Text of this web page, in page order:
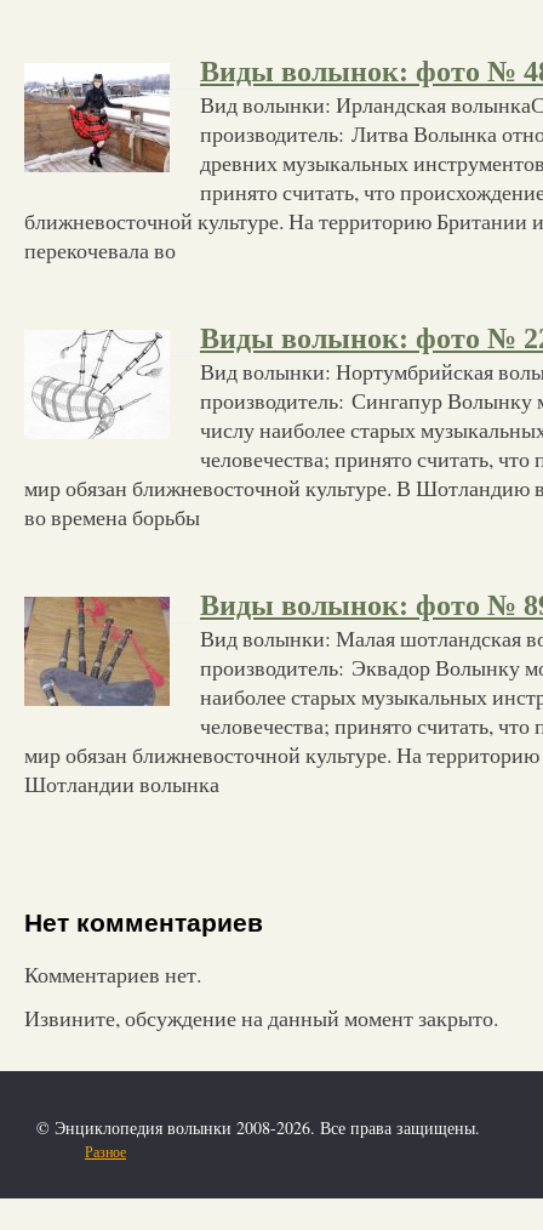
Виды волынок: фото №
Вид волынки: Ирландская
производитель: Литва Волынка
древних музыкальных
принято считать, что
ближневосточной культуре. На территорию
перекочевала во
Виды волынок: фото №
Вид волынки: Нортумбрийская
производитель: Сингапур Волынку
числу наиболее старых
человечества; принято считать,
мир обязан ближневосточной культуре. В Шотландию
во времена борьбы
Виды волынок: фото №
Вид волынки: Малая шотландская
производитель: Эквадор Волынку
наиболее старых музыкальных
человечества; принято считать,
мир обязан ближневосточной культуре. На
Шотландии волынка
Нет комментариев
Комментариев нет.
Извините, обсуждение на данный момент закрыто.
© Энциклопедия волынки 2008-2026. Все права защищены.
Разное